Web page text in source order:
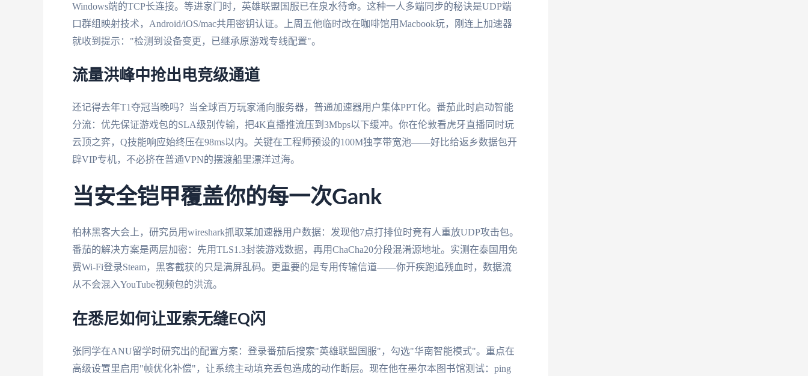
Windows端的TCP长连接。等进家门时，英雄联盟国服已在泉水待命。这种一人多端同步的秘诀是UDP端
口群组映射技术，Android/iOS/mac共用密钥认证。上周五他临时改在咖啡馆用Macbook玩，刚连上加速器
就收到提示："检测到设备变更，已继承原游戏专线配置"。
流量洪峰中抢出电竞级通道
还记得去年T1夺冠当晚吗？当全球百万玩家涌向服务器，普通加速器用户集体PPT化。番茄此时启动智能
分流：优先保证游戏包的SLA级别传输，把4K直播推流压到3Mbps以下缓冲。你在伦敦看虎牙直播同时玩
云顶之弈，Q技能响应始终压在98ms以内。关键在工程师预设的100M独享带宽池——好比给返乡数据包开
辟VIP专机，不必挤在普通VPN的摆渡船里漂洋过海。
当安全铠甲覆盖你的每一次Gank
柏林黑客大会上，研究员用wireshark抓取某加速器用户数据：发现他7点打排位时竟有人重放UDP攻击包。
番茄的解决方案是两层加密：先用TLS1.3封装游戏数据，再用ChaCha20分段混淆源地址。实测在泰国用免
费Wi-Fi登录Steam，黑客截获的只是满屏乱码。更重要的是专用传输信道——你开疾跑追残血时，数据流
从不会混入YouTube视频包的洪流。
在悉尼如何让亚索无缝EQ闪
张同学在ANU留学时研究出的配置方案：登录番茄后搜索"英雄联盟国服"，勾选"华南智能模式"。重点在
高级设置里启用"帧优化补偿"，让系统主动填充丢包造成的动作断层。现在他在墨尔本图书馆测试：ping